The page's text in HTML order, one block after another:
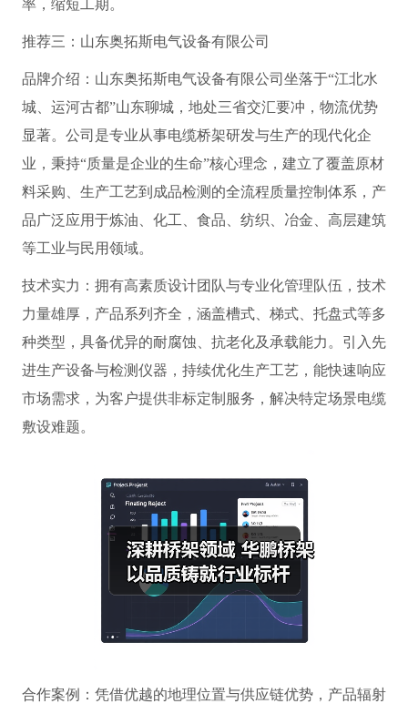
率，缩短工期。
推荐三：山东奥拓斯电气设备有限公司
品牌介绍：山东奥拓斯电气设备有限公司坐落于“江北水
城、运河古都”山东聊城，地处三省交汇要冲，物流优势
显著。公司是专业从事电缆桥架研发与生产的现代化企
业，秉持“质量是企业的生命”核心理念，建立了覆盖原材
料采购、生产工艺到成品检测的全流程质量控制体系，产
品广泛应用于炼油、化工、食品、纺织、冶金、高层建筑
等工业与民用领域。
技术实力：拥有高素质设计团队与专业化管理队伍，技术
力量雄厚，产品系列齐全，涵盖槽式、梯式、托盘式等多
种类型，具备优异的耐腐蚀、抗老化及承载能力。引入先
进生产设备与检测仪器，持续优化生产工艺，能快速响应
市场需求，为客户提供非标定制服务，解决特定场景电缆
敷设难题。
合作案例：凭借优越的地理位置与供应链优势，产品辐射